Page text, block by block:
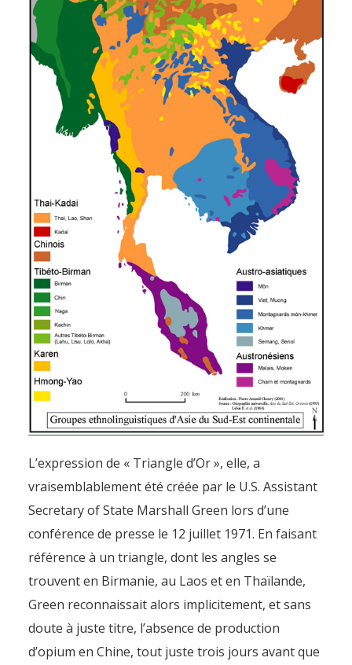
L’expression de « Triangle d’Or », elle, a
vraisemblablement été créée par le U.S. Assistant
Secretary of State Marshall Green lors d’une
conférence de presse le 12 juillet 1971. En faisant
référence à un triangle, dont les angles se
trouvent en Birmanie, au Laos et en Thaïlande,
Green reconnaissait alors implicitement, et sans
doute à juste titre, l’absence de production
d’opium en Chine, tout juste trois jours avant que